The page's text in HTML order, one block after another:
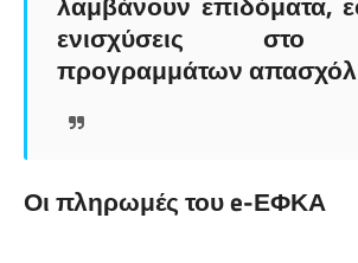
ενισχύσεις στο
προγραμμάτων
Οι πληρωμές του e-ΕΦΚΑ